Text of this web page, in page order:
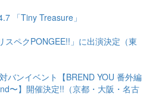
「Tiny Treasure」
スペクPONGEE!!」に出演決定（東
バンイベント【BREND YOU 番外編
〜】開催決定!!（京都・大阪・名古